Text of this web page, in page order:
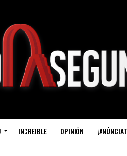
INCREIBLE OPINIÓN